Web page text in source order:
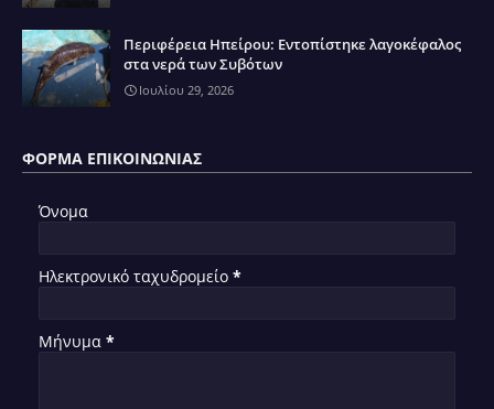
Περιφέρεια Ηπείρου: Εντοπίστηκε λαγοκέφαλος
στα νερά των Συβότων
Ιουλίου 29, 2026
ΦΌΡΜΑ ΕΠΙΚΟΙΝΩΝΊΑΣ
Όνομα
Ηλεκτρονικό ταχυδρομείο *
Μήνυμα *